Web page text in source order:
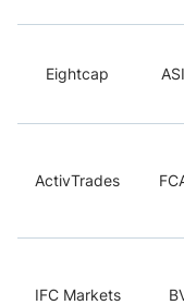
Eightcap
ActivTrades
IFC Markets